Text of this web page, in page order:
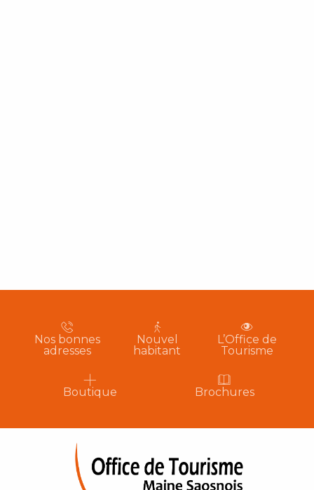
Nos bonnes
adresses
Nouvel
habitant
L’Office de
Tourisme
Boutique Brochures